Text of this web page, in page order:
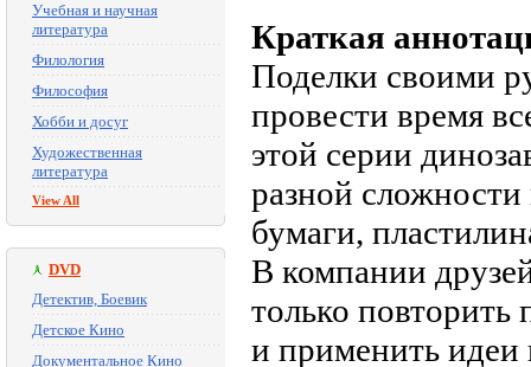
Учебная и научная
литература
Филология
Философия
Хобби и досуг
Художественная
литература
View All
DVD
Детектив, Боевик
Детское Кино
Документальное Кино
Краткая
Поделки своими
провести время
этой серии
разной
бумаги,
В компании
только повторить
и применить идеи